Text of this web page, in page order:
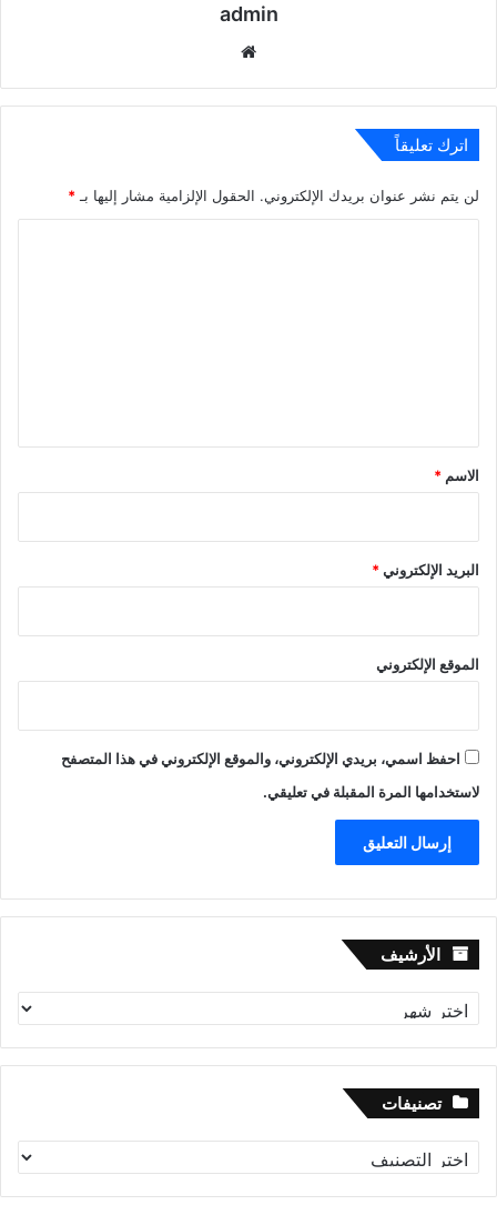
admin
اترك تعليقاً
لن يتم نشر عنوان بريدك الإلكتروني. الحقول الإلزامية مشار إليها بـ *
*
الاسم *
البريد الإلكتروني*
الموقع الإلكتروني
احفظ اسمي، بريدي الإلكتروني، والموقع الإلكتروني في هذا المتصفح
لاستخدامها المرة المقبلة في تعليقي.
الأرشيف الأرشيف
تصنيفات
تصنيفات